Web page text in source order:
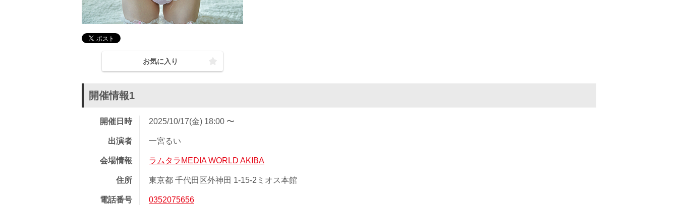
お気に入り
開催情報1
開催日時 2025/10/17(金) 18:00 〜
出演者 一宮るい
会場情報 ラムタラMEDIA WORLD AKIBA
住所 東京都 千代田区外神田 1-15-2ミオス本館
電話番号 0352075656